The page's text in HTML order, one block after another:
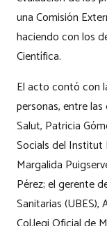
una Comisión
haciendo con los
Científica.
El acto contó con
personas, entre
Salut, Patricia
Socials del Institut
Margalida
Pérez; el gerente
Sanitarias